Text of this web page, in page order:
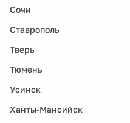
Сочи
Ставрополь
Тверь
Тюмень
Усинск
Ханты-Мансийск